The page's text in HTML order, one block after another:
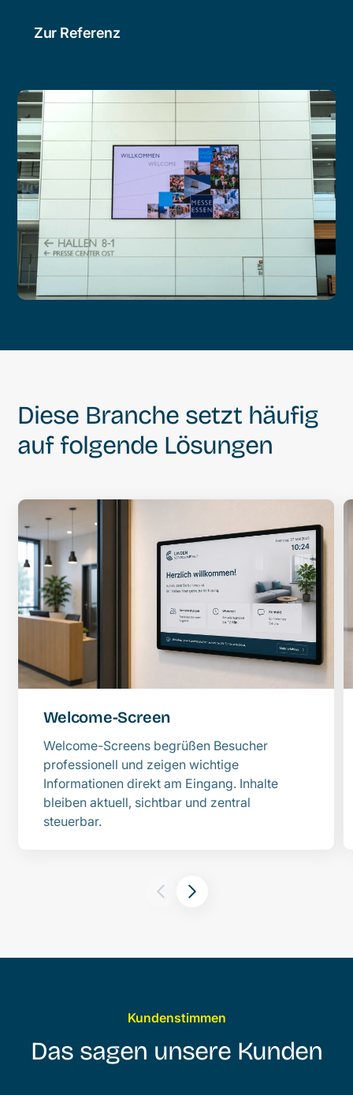
Zur Referenz
Diese Branche setzt häufig
auf folgende Lösungen
Welcome-Screen
Welcome-Screens begrüßen Besucher
professionell und zeigen wichtige
Informationen direkt am Eingang. Inhalte
bleiben aktuell, sichtbar und zentral
steuerbar.
Kundenstimmen
Das sagen unsere Kunden